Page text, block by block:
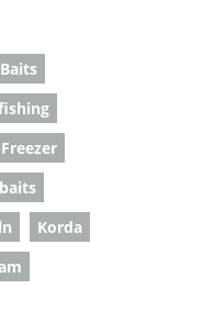
Baits
Freezer
Korda